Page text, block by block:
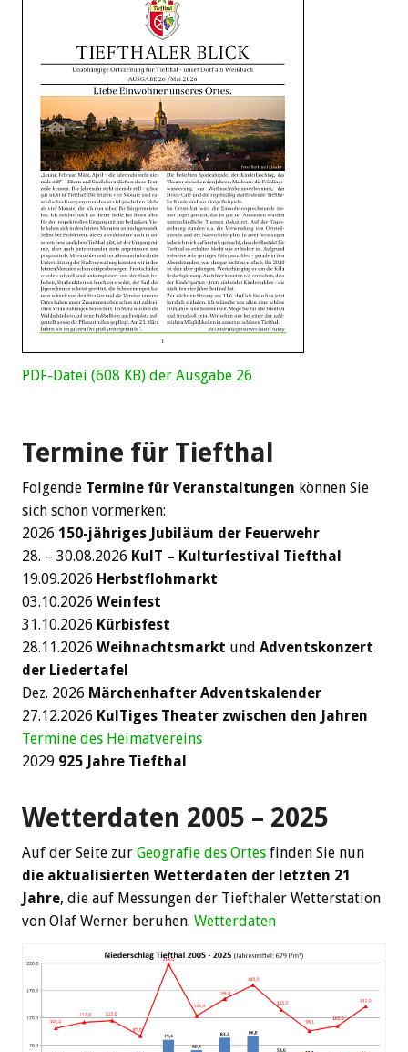
PDF-Datei (608 KB) der Ausgabe 26
Termine für Tiefthal
Folgende Termine für Veranstaltungen können Sie
sich schon vormerken:
2026 150-jähriges Jubiläum der Feuerwehr
28. – 30.08.2026 KulT – Kulturfestival Tiefthal
19.09.2026 Herbstflohmarkt
03.10.2026 Weinfest
31.10.2026 Kürbisfest
28.11.2026 Weihnachtsmarkt und Adventskonzert
der Liedertafel
Dez. 2026 Märchenhafter Adventskalender
27.12.2026 KulTiges Theater zwischen den Jahren
Termine des Heimatvereins
2029 925 Jahre Tiefthal
Wetterdaten 2005 – 2025
Auf der Seite zur Geografie des Ortes finden Sie nun
die aktualisierten Wetterdaten der letzten 21
Jahre, die auf Messungen der Tiefthaler Wetterstation
von Olaf Werner beruhen. Wetterdaten